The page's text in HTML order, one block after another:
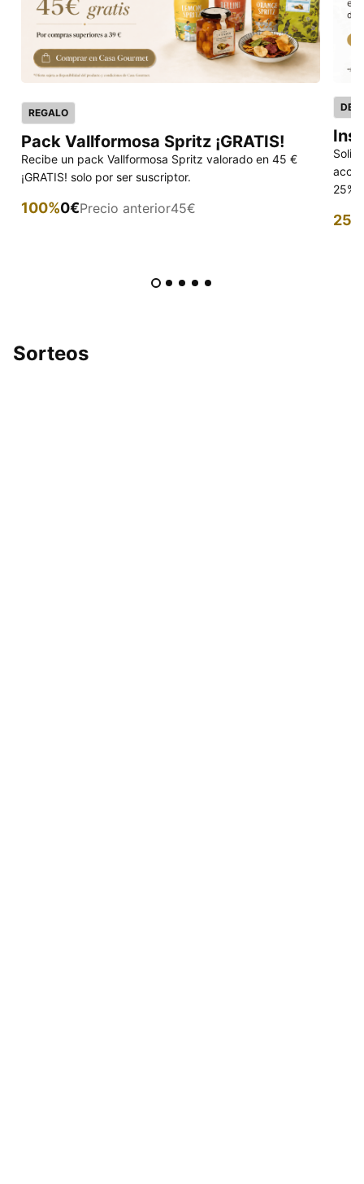
REGALO
Pack Vallformosa Spritz ¡GRATIS!
Recibe un pack Vallformosa Spritz valorado en 45 €
¡GRATIS! solo por ser suscriptor.
100%0€Precio anterior45€
25%
Sorteos